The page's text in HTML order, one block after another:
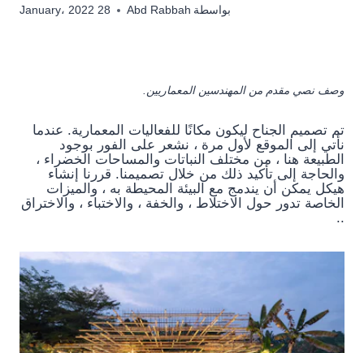
بواسطة Abd Rabbah 28 January، 2022
وصف نصي مقدم من المهندسين المعماريين.
تم تصميم الجناح ليكون مكانًا للفعاليات المعمارية. عندما
نأتي إلى الموقع لأول مرة ، نشعر على الفور بوجود
الطبيعة هنا ، من مختلف النباتات والمساحات الخضراء ،
والحاجة إلى تأكيد ذلك من خلال تصميمنا. قررنا إنشاء
هيكل يمكن أن يندمج مع البيئة المحيطة به ، والميزات
الخاصة تدور حول الاختلاط ، والخفة ، والاختباء ، والاختراق
..